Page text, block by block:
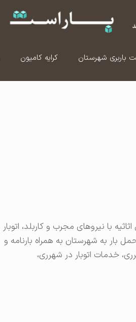
باربری شهرستان کرایه کامیون
با نیروهای مجرب و کاربلد، اتوبار
به شهرستان به همراه بارنامه و
خدمات اتوبار در شهرری،